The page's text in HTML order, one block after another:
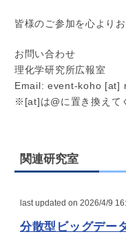
皆様のご参加を心より
お問い合わせ
理化学研究所広報室
Email: event-koho [at]
※[at]は@に置き換えて
関連研究室
last updated on 2026/4/9
分散型ビッグデー